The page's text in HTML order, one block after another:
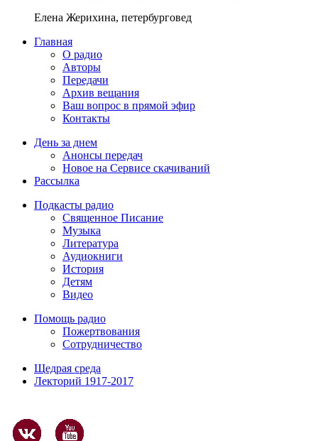
Елена Жерихина, петербурговед
Главная
О радио
Авторы
Передачи
Архив вещания
Ваш вопрос в прямой эфир
Контакты
День за днем
Анонсы передач
Новое на Сервисе скачиваний
Рассылка
Подкасты радио
Священное Писание
Музыка
Литература
Аудиокниги
История
Детям
Видео
Помощь радио
Пожертвования
Сотрудничество
Щедрая среда
Лекторий 1917-2017